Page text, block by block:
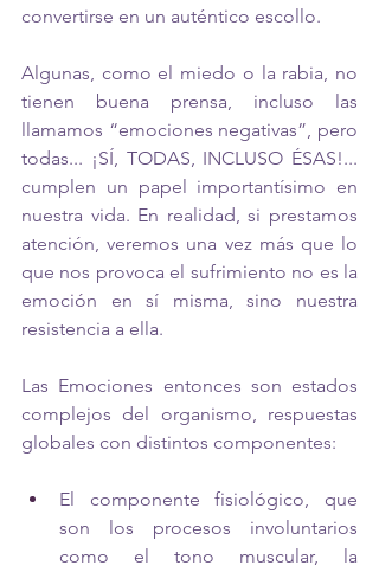
convertirse en un auténtico escollo.
Algunas, como el miedo o la rabia, no
tienen buena prensa, incluso las
llamamos “emociones negativas”, pero
todas... ¡SÍ, TODAS, INCLUSO ÉSAS!...
cumplen un papel importantísimo en
nuestra vida. En realidad, si prestamos
atención, veremos una vez más que lo
que nos provoca el sufrimiento no es la
emoción en sí misma, sino nuestra
resistencia a ella.
Las Emociones entonces son estados
complejos del organismo, respuestas
globales con distintos componentes:
El componente fisiológico, que
son los procesos involuntarios
como el tono muscular, la